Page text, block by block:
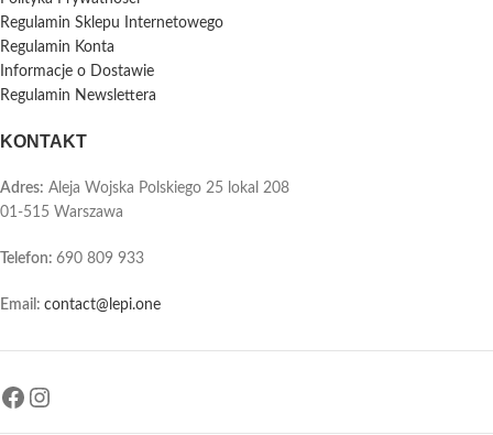
Regulamin Sklepu Internetowego
Regulamin Konta
Informacje o Dostawie
Regulamin Newslettera
KONTAKT
Adres: Aleja Wojska Polskiego 25 lokal 208
01-515 Warszawa
Telefon: 690 809 933
Email: contact@lepi.one